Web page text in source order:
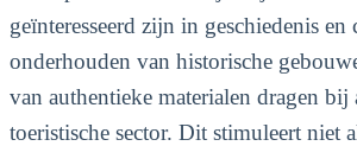
geïnteresseerd zijn in geschiedenis
onderhouden van historische
van authentieke materialen dragen bij
toeristische sector. Dit stimuleert niet